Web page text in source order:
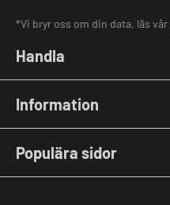
*Vi bryr oss om din data, läs vår
Handla
Laddkablar
Kabelhållare
Stolpar & Fästen
Portabla Laddare
Information
Kontakta oss
Vanliga frågor & svar
Populära sidor